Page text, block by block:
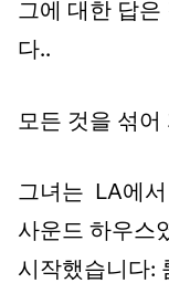
그에 대한 답은
다..
모든 것을 섞어
그녀는 LA에서
사운드 하우스
시작했습니다: